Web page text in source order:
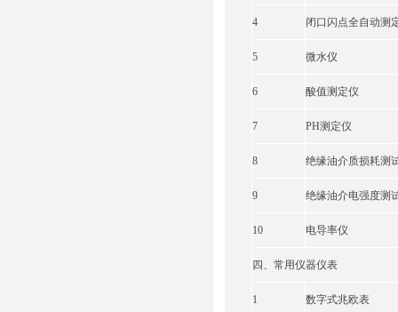
4 闭口闪点全自动测
5 微水仪
6 酸值测定仪
7 PH测定仪
8 绝缘油介质损耗测
9 绝缘油介电强度测
10 电导率仪
四、常用仪器仪表
1 数字式兆欧表